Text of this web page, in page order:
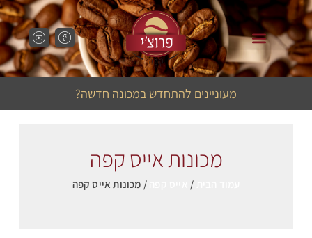
מעוניינים להתחדש במכונה חדשה?
מכונות אייס קפה
/ / מכונות אייס קפה